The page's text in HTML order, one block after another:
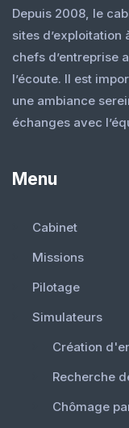
Depuis 2008, le
sites
chefs d’entreprise
l’écoute. Il est
une ambiance
échanges avec
Menu
Cabinet
Missions
Pilotage
Simulateurs
Création
Recherche
Chômage